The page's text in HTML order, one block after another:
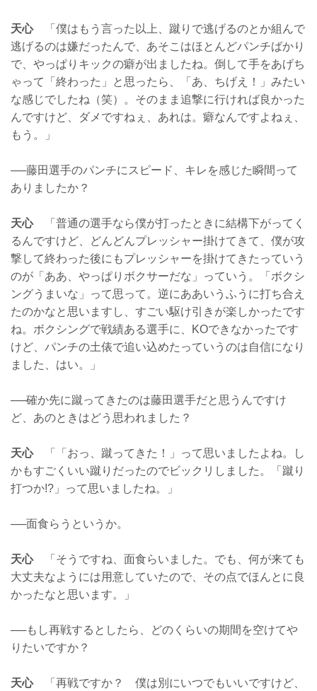
天心「僕はもう言った以上、蹴りで逃げるのとか組んで
逃げるのは嫌だったんで、あそこはほとんどパンチばかり
で、やっぱりキックの癖が出ましたね。倒して手をあげち
ゃって「終わった」と思ったら、「あ、ちげえ！」みたい
な感じでしたね（笑）。そのまま追撃に行ければ良かった
んですけど、ダメですねぇ、あれは。癖なんですよねぇ、
もう。」
──藤田選手のパンチにスピード、キレを感じた瞬間って
ありましたか？
天心「普通の選手なら僕が打ったときに結構下がってく
るんですけど、どんどんプレッシャー掛けてきて、僕が攻
撃して終わった後にもプレッシャーを掛けてきたっていう
のが「ああ、やっぱりボクサーだな」っていう。「ボクシ
ングうまいな」って思って。逆にああいうふうに打ち合え
たのかなと思いますし、すごい駆け引きが楽しかったです
ね。ボクシングで戦績ある選手に、KOできなかったです
けど、パンチの土俵で追い込めたっていうのは自信になり
ました、はい。」
──確か先に蹴ってきたのは藤田選手だと思うんですけ
ど、あのときはどう思われました？
天心「「おっ、蹴ってきた！」って思いましたよね。し
かもすごくいい蹴りだったのでビックリしました。「蹴り
打つか!?」って思いましたね。」
──面食らうというか。
天心「そうですね、面食らいました。でも、何が来ても
大丈夫なようには用意していたので、その点でほんとに良
かったなと思います。」
──もし再戦するとしたら、どのくらいの期間を空けてや
りたいですか？
天心「再戦ですか？ 僕は別にいつでもいいですけど、